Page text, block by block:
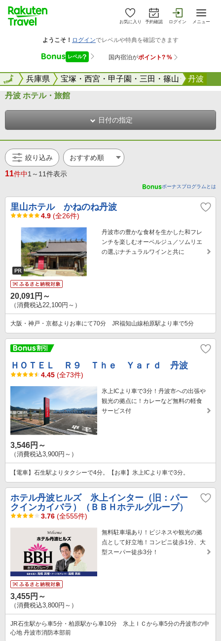
お気に入り 予約確認 ログイン メニュー
全国兵庫県 宝塚・西宮・甲子園・三田・篠山 丹波
全国
丹波 ホテル・旅館
日付の指定
絞り込み
11件中1～11件表示
ボーナスプログラムとは
里山ホテル かねのね丹波
4.9 (全26件)
丹波市の豊かな食材を生かした和フレ
ンチを楽しむオーベルジュ／ソムリエ
の選ぶナチュラルワインと共に
20,091円～
（消費税込22,100円～）
大阪・神戸・京都よりお車にて70分 JR福知山線柏原駅より車で5分
ＨＯＴＥＬ Ｒ９ Ｔｈｅ Ｙａｒｄ 丹波
4.45 (全73件)
氷上ICより車で3分！丹波市への出張や
観光の拠点に！カレーなど無料の軽食
サービス付
3,546円～
（消費税込3,900円～）
【電車】石生駅よりタクシーで4分。【お車】氷上ICより車で3分。
ホテル丹波ヒルズ 氷上インター（旧：パー
クインカイバラ）（ＢＢＨホテルグループ）
3.76 (全555件)
無料駐車場あり！ビジネスや観光の拠
点として好立地！コンビニ徒歩1分、大
型スーパー徒歩3分！
3,455円～
（消費税込3,800円～）
JR石生駅から車5分・柏原駅から車10分 氷上ＩＣから車5分の丹波市の中
心地 丹波市消防本部前